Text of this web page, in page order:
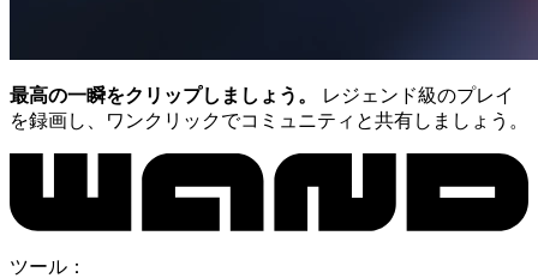
最高の一瞬をクリップしましょう。
レジェンド級のプレイ
を録画し、ワンクリックでコミュニティと共有しましょう。
ツール：